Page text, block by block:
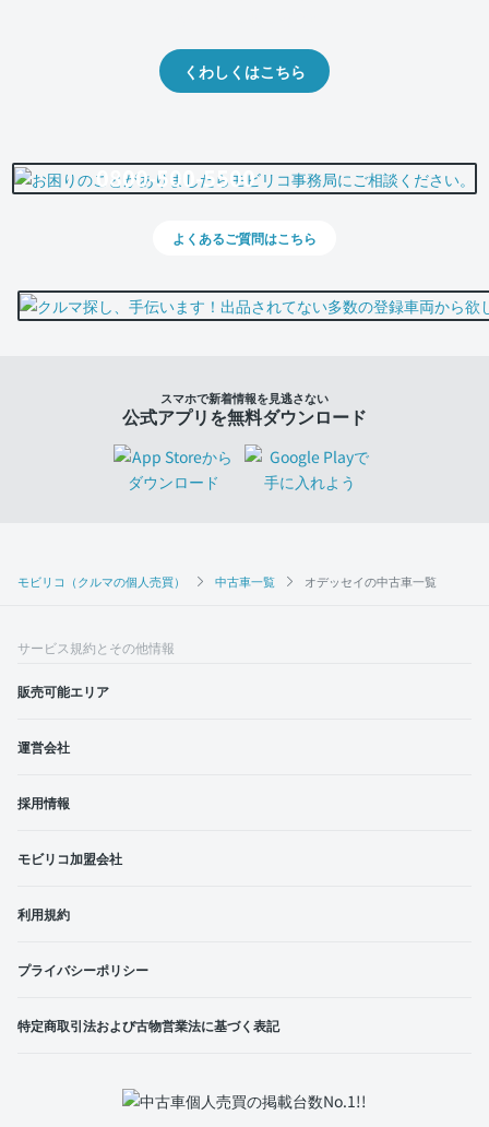
モビリコ（クルマの個人売買） 中古車一覧 オデッセイの中古車一覧
くわしくはこちら
0800-500-5500
よくあるご質問はこちら
スマホで新着情報を見逃さない
公式アプリを無料ダウンロード
サービス規約とその他情報
販売可能エリア
運営会社
採用情報
モビリコ加盟会社
利用規約
プライバシーポリシー
特定商取引法および古物営業法に基づく表記